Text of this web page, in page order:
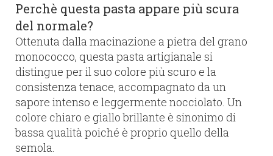
Perchè questa pasta appare più scura
del normale?
Ottenuta dalla macinazione a pietra del grano
monococco, questa pasta artigianale si
distingue per il suo colore più scuro e la
consistenza tenace, accompagnato da un
sapore intenso e leggermente nocciolato. Un
colore chiaro e giallo brillante è sinonimo di
bassa qualità poiché è proprio quello della
semola.